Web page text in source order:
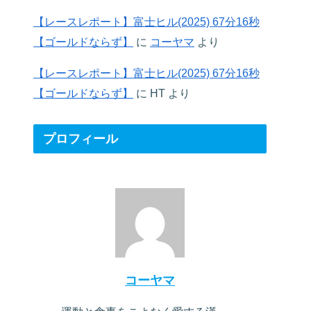
【レースレポート】富士ヒル(2025) 67分16秒
【ゴールドならず】
に コーヤマ より
【レースレポート】富士ヒル(2025) 67分16秒
【ゴールドならず】
に HT より
プロフィール
コーヤマ